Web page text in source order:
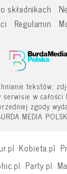
składnikach
Regulamin
tekstów,
w całości
zgody
MEDIA
Kobieta.pl
Party.pl